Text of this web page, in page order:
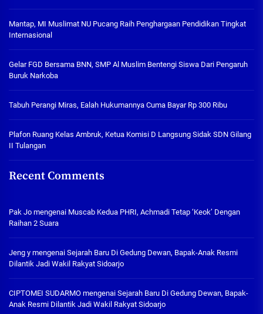
Mantap, MI Muslimat NU Pucang Raih Penghargaan Pendidikan Tingkat
Internasional
Gelar FGD Bersama BNN, SMP Al Muslim Bentengi Siswa Dari Pengaruh
Buruk Narkoba
Tabuh Perangi Miras, Ealah Hukumannya Cuma Bayar Rp 300 Ribu
Plafon Ruang Kelas Ambruk, Ketua Komisi D Langsung Sidak SDN Gilang
II Tulangan
Recent Comments
Pak Jo mengenai Muscab Kedua PHRI, Achmadi Tetap ‘Keok’ Dengan
Raihan 2 Suara
Jeng y mengenai Sejarah Baru Di Gedung Dewan, Bapak-Anak Resmi
Dilantik Jadi Wakil Rakyat Sidoarjo
CIPTOMEI SUDARMO mengenai Sejarah Baru Di Gedung Dewan, Bapak-
Anak Resmi Dilantik Jadi Wakil Rakyat Sidoarjo